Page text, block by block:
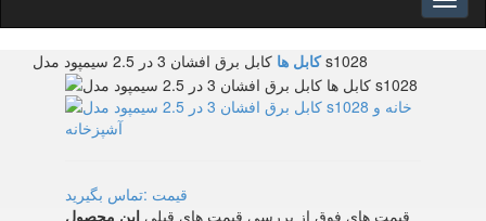
کابل هاکابل برق افشان 3 در 2.5 سیمپود مدل s1028
قیمت :تماس بگیرید
قیمت های فوق از بررسی قیمت های قبلی این محصول